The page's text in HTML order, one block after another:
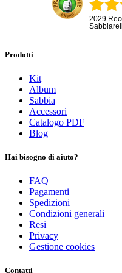
2029
Prodotti
Kit
Album
Sabbia
Accessori
Catalogo PDF
Blog
Hai bisogno di aiuto?
FAQ
Pagamenti
Spedizioni
Condizioni generali
Resi
Privacy
Gestione cookies
Contatti